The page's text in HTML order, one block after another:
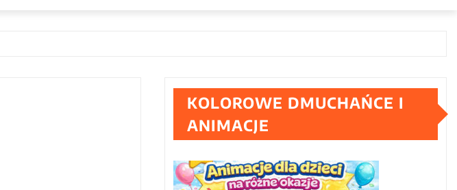
KOLOROWE DMUCHAŃCE I
ANIMACJE